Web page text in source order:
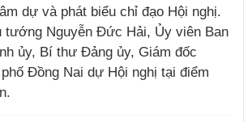
dự và phát biểu chỉ đạo Hội nghị.
tướng Nguyễn Đức Hải, Ủy viên Ban
ủy, Bí thư Đảng ủy, Giám đốc
Đồng Nai dự Hội nghị tại điểm